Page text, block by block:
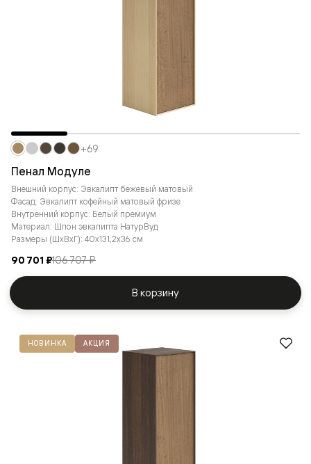
Пенал Модуле
Внешний корпус: Эвкалипт бежевый матовый
Фасад: Эвкалипт кофейный матовый фризе
Внутренний корпус: Белый премиум
Материал: Шпон эвкалипта НатурВуд
Размеры (ШxВxГ): 40x131,2x36 см
90 701 ₽106 707 ₽
+69
В корзину
НОВИНКА АКЦИЯ